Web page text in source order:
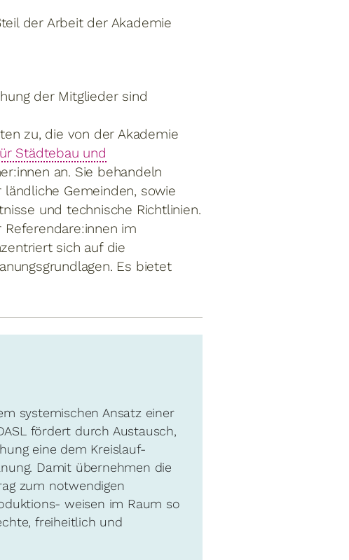
der Arbeit der Akademie
der Mitglieder sind
zu, die von der Akademie
Städtebau und
an. Sie behandeln
Gemeinden, sowie
und technische Richtlinien.
im
sich auf die
Es bietet
systemischen Ansatz einer
fördert durch Austausch,
eine dem Kreislauf-
Damit übernehmen die
zum notwendigen
weisen im Raum so
freiheitlich und